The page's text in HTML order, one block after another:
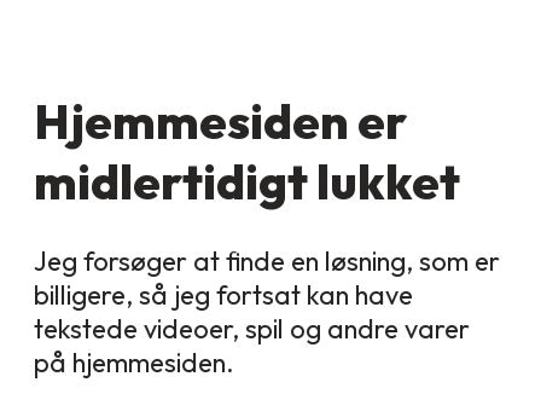
Hjemmesiden er
midlertidigt lukket
Jeg forsøger at finde en løsning, som er
billigere, så jeg fortsat kan have
tekstede videoer, spil og andre varer
på hjemmesiden.